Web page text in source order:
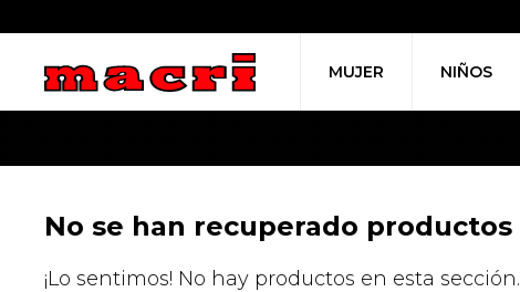
MUJER NIÑOS
No se han recuperado productos
¡Lo sentimos! No hay productos en esta sección.